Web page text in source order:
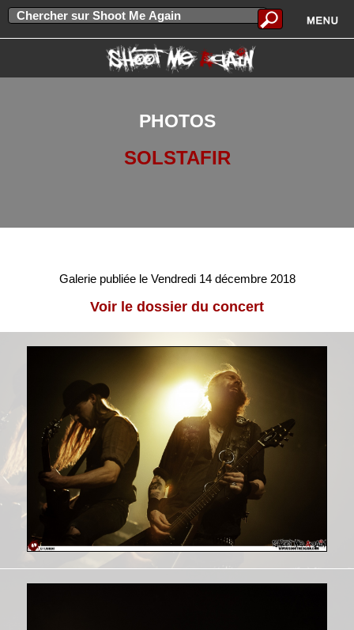
PHOTOS
SOLSTAFIR
Galerie publiée le Vendredi 14 décembre 2018
Voir le dossier du concert